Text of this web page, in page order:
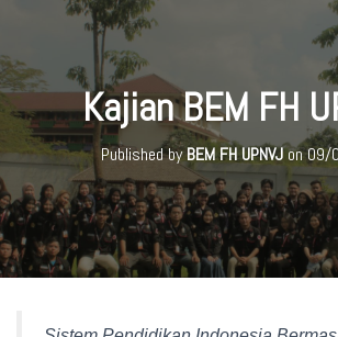
Kajian BEM FH
Published byBEM FH UPNVJon09/